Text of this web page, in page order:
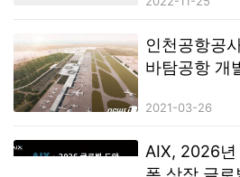
인천공항공
바탐공항 개
2021-03-26
AIX, 2026년